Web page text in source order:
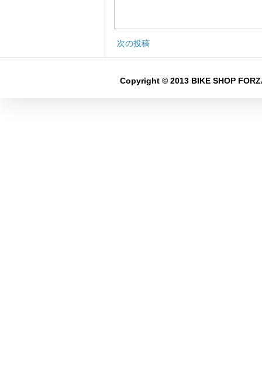
次の投稿
Copyright © 2013 BIKE SHOP